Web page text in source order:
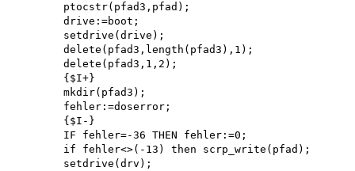
        ptocstr(pfad3,pfad);
        drive:=boot;
        setdrive(drive);
        delete(pfad3,length(pfad3),1);
        delete(pfad3,1,2);
        {$I+}
        mkdir(pfad3);
        fehler:=doserror;
        {$I-}
        IF fehler=-36 THEN fehler:=0;
        if fehler<>(-13) then scrp_write(pfad);
        setdrive(drv);